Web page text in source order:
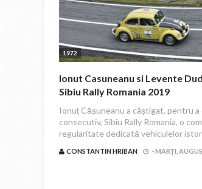
1972
Ionut Casuneanu si Levente
Sibiu Rally Romania 2019
Ionuț Cășuneanu a câștigat, pentru a
consecutiv, Sibiu Rally Romania, o
regularitate dedicată vehiculelor
CONSTANTIN HRIBAN -MARȚI,